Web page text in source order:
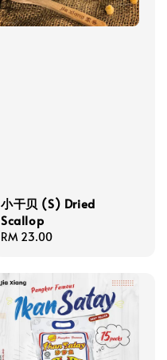
小干贝 (S) Dried
Scallop
Regular
RM 23.00